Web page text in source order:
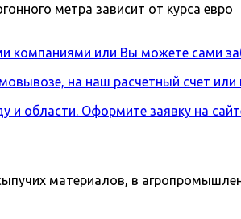
метра зависит от курса евро
или Вы можете сами
на наш расчетный счет или
области. Оформите заявку на
материалов, в